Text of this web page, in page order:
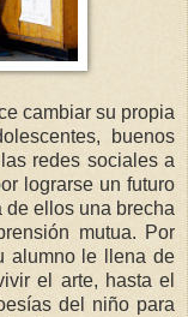
cambiar su propia
buenos
redes sociales a
lograrse un futuro
de ellos una brecha
mutua. Por
alumno le llena de
el arte, hasta el
del niño para